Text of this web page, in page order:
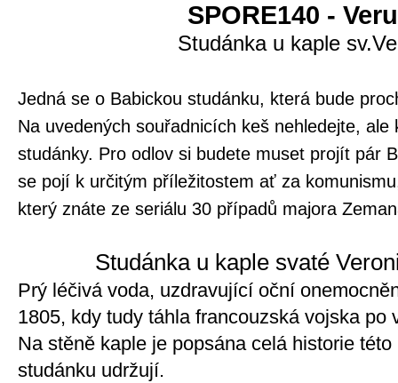
SPORE140 -
Studánka u kaple
Jedná se o Babickou studánku, která bude
Na uvedených souřadnicích keš nehledejte,
studánky. Pro odlov si budete muset projít pár
se pojí k určitým příležitostem ať za
který znáte ze seriálu 30 případů majora
Studánka u kaple svaté
Prý léčivá voda, uzdravující oční
1805, kdy tudy táhla francouzská vojska po
Na stěně kaple je popsána celá historie
studánku udržují.